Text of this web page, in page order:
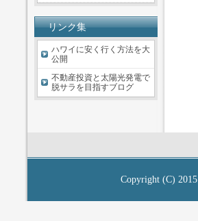
リンク集
ハワイに安く行く方法を大
公開
不動産投資と太陽光発電で
脱サラを目指すブログ
Copyright (C) 2015